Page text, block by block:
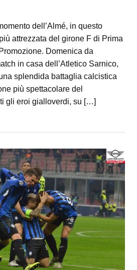
dell’Almé, in questo
attrezzata del girone F di Prima
Domenica da
in casa dell’Atletico Sarnico,
splendida battaglia calcistica
più spettacolare del
gli eroi gialloverdi, su […]